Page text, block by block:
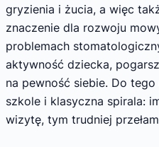
gryzienia i żucia, a więc
znaczenie dla rozwoju
problemach
aktywność dziecka,
na pewność siebie. Do
szkole i klasyczna spirala:
wizytę, tym trudniej